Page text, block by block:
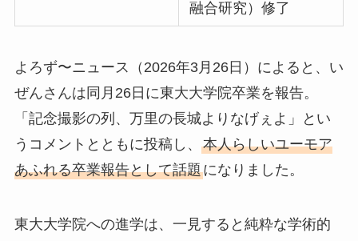
融合研究）修了
よろず〜ニュース（2026年3月26日）によると、い
ぜんさんは同月26日に東大大学院卒業を報告。
「記念撮影の列、万里の長城よりなげぇよ」とい
うコメントとともに投稿し、 本人らしいユーモア
あふれる卒業報告として話題になりました。
東大大学院への進学は、一見すると純粋な学術的